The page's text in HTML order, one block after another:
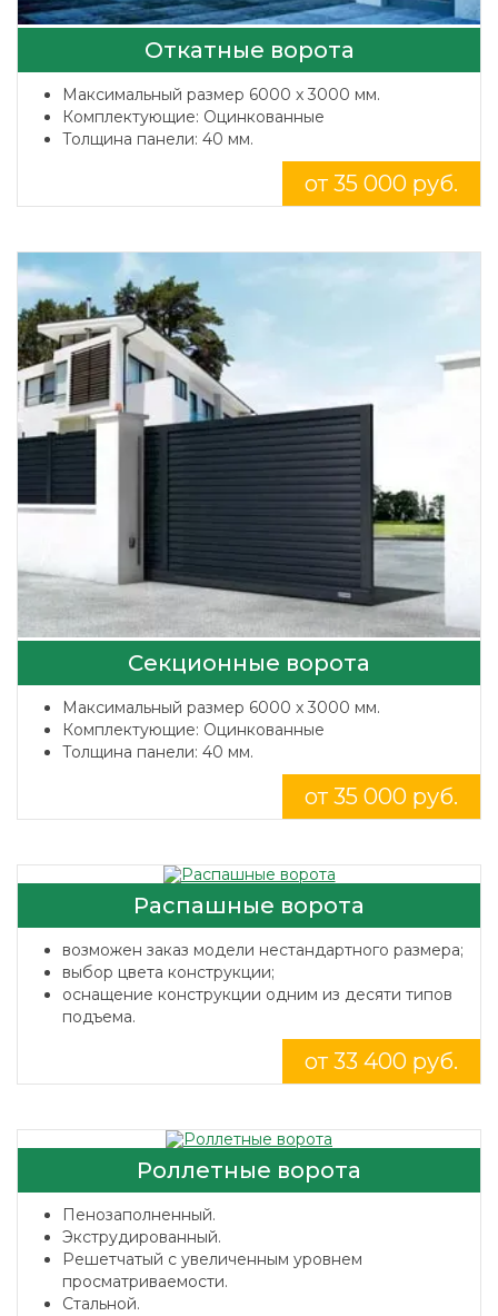
Откатные ворота
Максимальный размер 6000 x 3000 мм.
Комплектующие: Оцинкованные
Толщина панели: 40 мм.
от 35 000 руб.
Секционные ворота
Максимальный размер 6000 x 3000 мм.
Комплектующие: Оцинкованные
Толщина панели: 40 мм.
от 35 000 руб.
Распашные ворота
возможен заказ модели нестандартного размера;
выбор цвета конструкции;
оснащение конструкции одним из десяти типов
подъема.
от 33 400 руб.
Роллетные ворота
Пенозаполненный.
Экструдированный.
Решетчатый с увеличенным уровнем
просматриваемости.
Стальной.